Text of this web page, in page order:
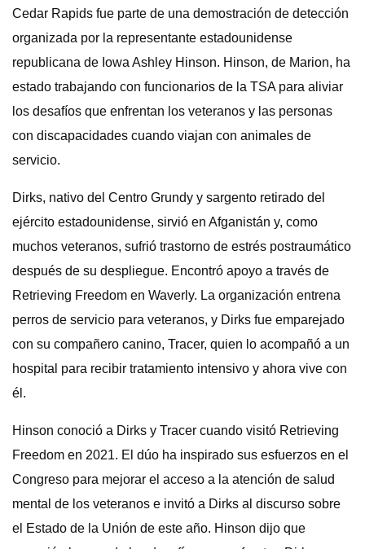
Cedar Rapids fue parte de una demostración de detección
organizada por la representante estadounidense
republicana de Iowa Ashley Hinson. Hinson, de Marion, ha
estado trabajando con funcionarios de la TSA para aliviar
los desafíos que enfrentan los veteranos y las personas
con discapacidades cuando viajan con animales de
servicio.
Dirks, nativo del Centro Grundy y sargento retirado del
ejército estadounidense, sirvió en Afganistán y, como
muchos veteranos, sufrió trastorno de estrés postraumático
después de su despliegue. Encontró apoyo a través de
Retrieving Freedom en Waverly. La organización entrena
perros de servicio para veteranos, y Dirks fue emparejado
con su compañero canino, Tracer, quien lo acompañó a un
hospital para recibir tratamiento intensivo y ahora vive con
él.
Hinson conoció a Dirks y Tracer cuando visitó Retrieving
Freedom en 2021. El dúo ha inspirado sus esfuerzos en el
Congreso para mejorar el acceso a la atención de salud
mental de los veteranos e invitó a Dirks al discurso sobre
el Estado de la Unión de este año. Hinson dijo que